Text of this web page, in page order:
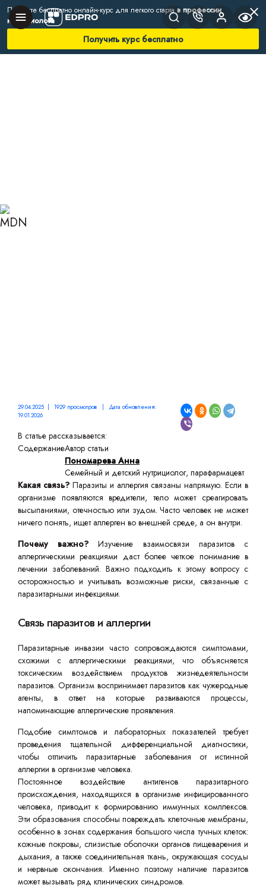
Получите бесплатно онлайн-курс для легкого стартав профессии
нутрициолога
Получить курс бесплатно
29.04.2025 | 1929 просмотров | Дата обновления:
19.01.2026
В статье рассказывается:
СодержаниеАвтор статьи
Пономарева Анна
Семейный и детский нутрициолог, парафармацевт
Какая связь?Паразиты и аллергия связаны напрямую. Если в
организме появляются вредители, тело может среагировать
высыпаниями, отечностью или зудом. Часто человек не может
ничего понять, ищет аллерген во внешней среде, а он внутри.
Почему важно?Изучение взаимосвязи паразитов с
аллергическими реакциями даст более четкое понимание в
лечении заболеваний. Важно подходить к этому вопросу с
осторожностью и учитывать возможные риски, связанные с
паразитарными инфекциями.
Связь паразитов и аллергии
Паразитарные инвазии часто сопровождаются симптомами,
схожими с аллергическими реакциями, что объясняется
токсическим воздействием продуктов жизнедеятельности
паразитов. Организм воспринимает паразитов как чужеродные
агенты, в ответ на которые развиваются процессы,
напоминающие аллергические проявления.
Подобие симптомов и лабораторных показателей требует
проведения тщательной дифференциальной диагностики,
чтобы отличить паразитарные заболевания от истинной
аллергии в организме человека.
Постоянное воздействие антигенов паразитарного
происхождения, находящихся в организме инфицированного
человека, приводит к формированию иммунных комплексов.
Эти образования способны повреждать клеточные мембраны,
особенно в зонах содержания большого числа тучных клеток:
кожные покровы, слизистые оболочки органов пищеварения и
дыхания, а также соединительная ткань, окружающая сосуды
и нервные окончания. Именно поэтому наличие паразитов
может вызывать ряд клинических синдромов.